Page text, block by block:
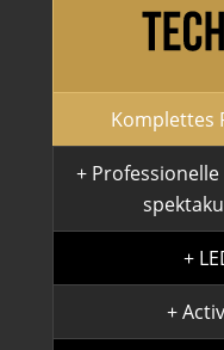
Komplettes
+
+
+